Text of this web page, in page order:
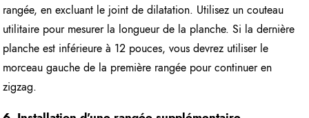
rangée, en excluant le joint de dilatation. Utilisez un couteau
utilitaire pour mesurer la longueur de la planche. Si la dernière
planche est inférieure à 12 pouces, vous devrez utiliser le
morceau gauche de la première rangée pour continuer en
zigzag.